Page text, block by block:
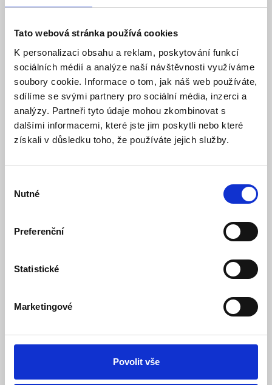
Tato webová stránka používá cookies
K personalizaci obsahu a reklam, poskytování funkcí
sociálních médií a analýze naší návštěvnosti využíváme
soubory cookie. Informace o tom, jak náš web používáte,
sdílíme se svými partnery pro sociální média, inzerci a
analýzy. Partneři tyto údaje mohou zkombinovat s
dalšími informacemi, které jste jim poskytli nebo které
získali v důsledku toho, že používáte jejich služby.
souhlasu
Nutné
Preferenční
Statistické
Marketingové
Povolit vše
Do košíku
58 Kč